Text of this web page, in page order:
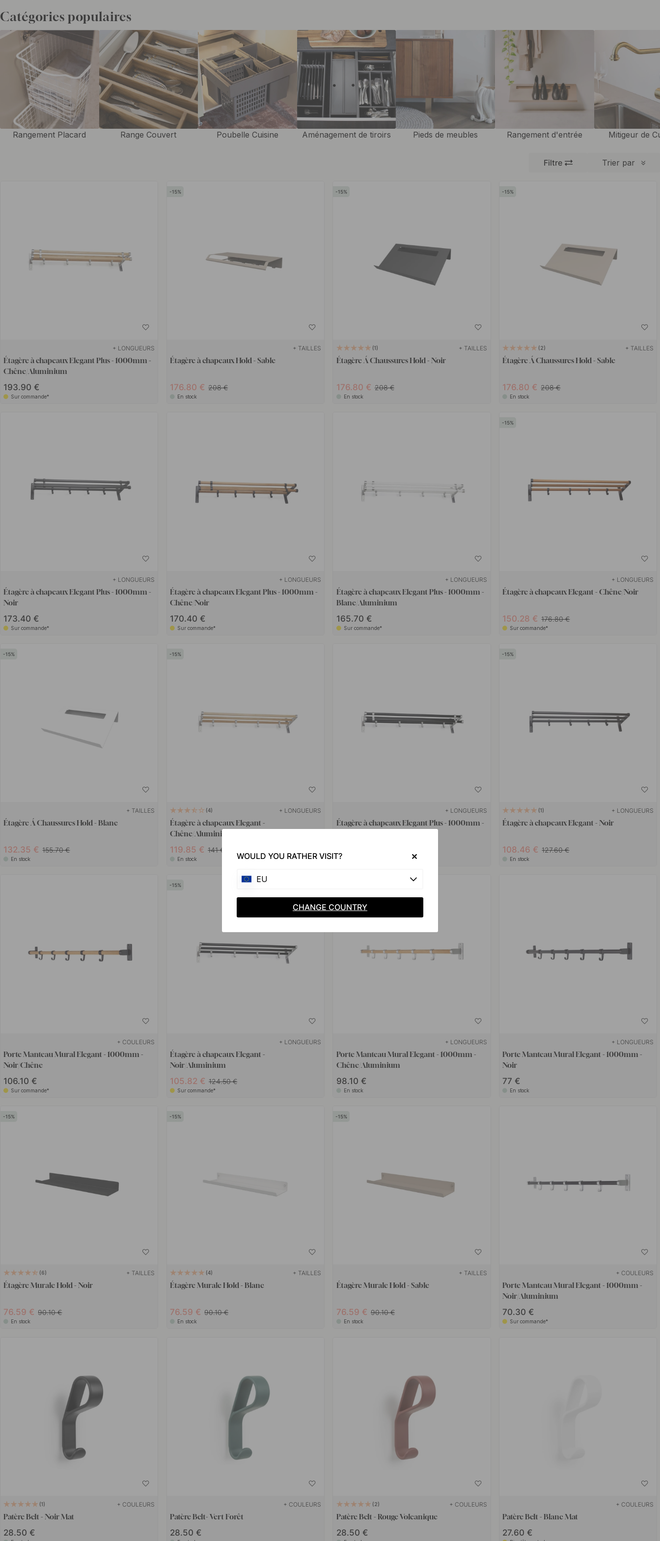
nous. En accrochant vos affaires au mur, vous obtenez non seulement une meilleure vue
d’ensemble de vos vêtements et chaussures, mais vous libérez également un espace précieux au
sol. Cela rend le nettoyage beaucoup plus facile, tout en donnant à votre entrée une impression de
plus d’espace et de convivialité. Que vous ayez une petite ou une grande entrée, nos solutions vous
aideront à créer un espace bien organisé et fonctionnel où chaque objet a sa place.
Les crochets dans l’entrée sont un détail à la fois pratique et élégant qui fait une grande différence,
tant sur le plan fonctionnel qu’esthétique. En choisissant des crochets qui s'harmonisent avec le
reste de votre décoration intérieure, vous créez une atmosphère cohérente et réfléchie dans la
pièce. Ils permettent de suspendre facilement vos vêtements, sacs et autres accessoires de
Catégories populaires
Rangement Placard Range Couvert Poubelle Cuisine Aménagement de tiroirs Pieds de meubles Rangement d'entrée Mitigeur de
Trier par
Filtre
+ LONGUEURS
Étagère à chapeaux Elegant Plus - 1000mm -
Chêne/Aluminium
193.90 €
Sur commande*
15
+ TAILLES
Étagère à chapeaux Hold - Sable
176.80 € 208 €
En stock
15
1 + TAILLES
Étagère Á Chaussures Hold - Noir
176.80 € 208 €
En stock
15
2 + TAILLES
Étagère Á Chaussures Hold - Sable
176.80 € 208 €
En stock
+ LONGUEURS
Étagère à chapeaux Elegant Plus - 1000mm -
Noir
173.40 €
Sur commande*
+ LONGUEURS
Étagère à chapeaux Elegant Plus - 1000mm -
Chêne/Noir
170.40 €
Sur commande*
+ LONGUEURS
Étagère à chapeaux Elegant Plus - 1000mm -
Blanc/Aluminium
165.70 €
Sur commande*
15
+ LONGUEURS
Étagère à chapeaux Elegant - Chêne/Noir
150.28 € 176.80 €
Sur commande*
15
+ TAILLES
Étagère Á Chaussures Hold - Blanc
132.35 € 155.70 €
En stock
15
4 + LONGUEURS
Étagère à chapeaux Elegant -
Chêne/Aluminium
119.85 € 141 €
En stock
+ LONGUEURS
Étagère à chapeaux Elegant Plus - 1000mm -
15
1 + LONGUEURS
Étagère à chapeaux Elegant - Noir
108.46 € 127.60 €
En stock
+ COULEURS
Porte Manteau Mural Elegant - 1000mm -
Noir/Chêne
106.10 €
Sur commande*
15
+ LONGUEURS
Étagère à chapeaux Elegant -
Noir/Aluminium
105.82 € 124.50 €
Sur commande*
+ LONGUEURS
Porte Manteau Mural Elegant - 1000mm -
Chêne/Aluminium
98.10 €
En stock
+ LONGUEURS
Porte Manteau Mural Elegant - 1000mm -
Noir
77 €
En stock
15
6 + TAILLES
Étagère Murale Hold - Noir
76.59 € 90.10 €
En stock
15
4 + TAILLES
Étagère Murale Hold - Blanc
76.59 € 90.10 €
En stock
15
+ TAILLES
Étagère Murale Hold - Sable
76.59 € 90.10 €
En stock
+ COULEURS
Porte Manteau Mural Elegant - 1000mm -
Noir/Aluminium
70.30 €
Sur commande*
1 + COULEURS
Patère Belt - Noir Mat
28.50 €
+ COULEURS
Patère Belt- Vert Forêt
28.50 €
2 + COULEURS
Patère Belt - Rouge Volcanique
28.50 €
+ COULEURS
Patère Belt - Blanc Mat
27.60 €
WOULD YOU RATHER VISIT?
EU
CHANGE COUNTRY